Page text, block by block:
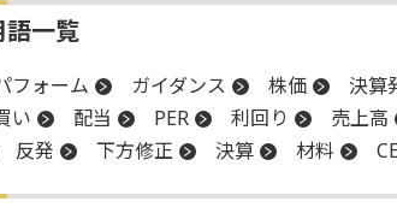
語一覧
フォーム ガイダンス 株価 決算
い
配当 PER 利回り 売上高
反発 下方修正 決算 材料